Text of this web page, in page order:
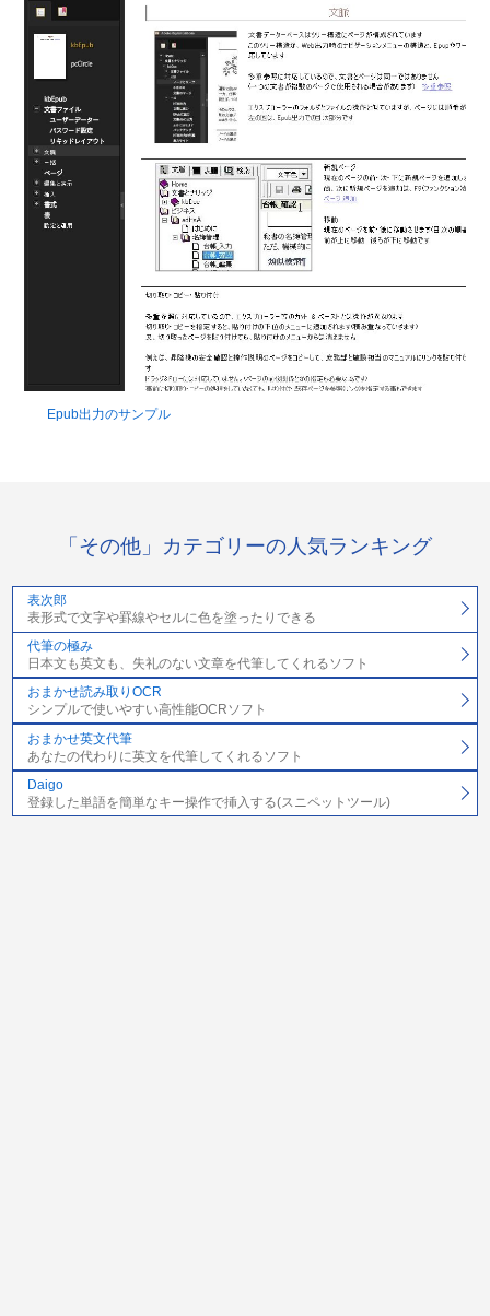
Epub出力のサンプル
「その他」カテゴリーの人気ランキング
表次郎
表形式で文字や罫線やセルに色を塗ったりできる
代筆の極み
日本文も英文も、失礼のない文章を代筆してくれるソフト
おまかせ読み取りOCR
シンプルで使いやすい高性能OCRソフト
おまかせ英文代筆
あなたの代わりに英文を代筆してくれるソフト
Daigo
登録した単語を簡単なキー操作で挿入する(スニペットツール)